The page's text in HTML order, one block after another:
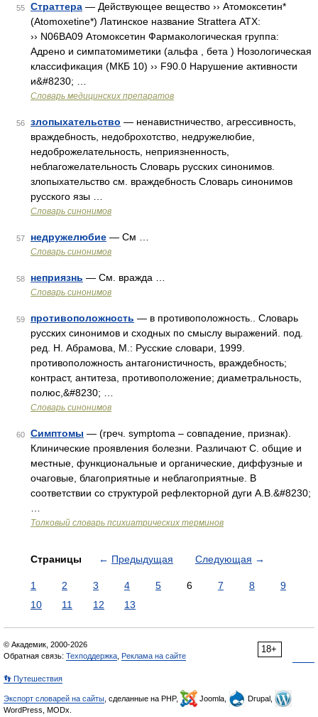
55 Страттера — Действующее вещество ›› Атомоксетин*
(Atomoxetine*) Латинское название Strattera АТХ:
›› N06BA09 Атомоксетин Фармакологическая группа:
Адрено и симпатомиметики (альфа , бета ) Нозологическая
классификация (МКБ 10) ›› F90.0 Нарушение активности
и&#8230; …
Словарь медицинских препаратов
56 злопыхательство — ненавистничество, агрессивность,
враждебность, недоброхотство, недружелюбие,
недоброжелательность, неприязненность,
неблагожелательность Словарь русских синонимов.
злопыхательство см. враждебность Словарь синонимов
русского язы …
Словарь синонимов
57 недружелюбие — См …
Словарь синонимов
58 неприязнь — См. вражда …
Словарь синонимов
59 противоположность — в противоположность.. Словарь
русских синонимов и сходных по смыслу выражений. под.
ред. Н. Абрамова, М.: Русские словари, 1999.
противоположность антагонистичность, враждебность;
контраст, антитеза, противоположение; диаметральность,
полюс,&#8230; …
Словарь синонимов
60 Симптомы — (греч. symptoma – совпадение, признак).
Клинические проявления болезни. Различают С. общие и
местные, функциональные и органические, диффузные и
очаговые, благоприятные и неблагоприятные. В
соответствии со структурой рефлекторной дуги А.В.&#8230;
Толковый словарь психиатрических терминов
Страницы ← Предыдущая Следующая →
1 2 3 4 5 6 7 8
9
10
11 12 13
18+
© Академик, 2000-2026
Обратная связь: Техподдержка Реклама на сайте
👣 Путешествия
Экспорт словарей на сайты , сделанные на PHP, Joomla,
Drupal,
WordPress, MODx.